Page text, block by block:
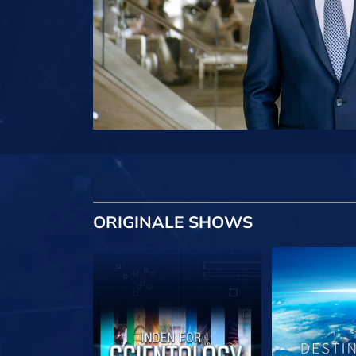
ORIGINALE SHOWS